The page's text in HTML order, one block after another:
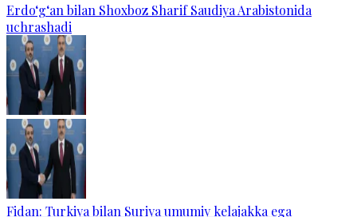
Erdo‘g‘an bilan Shoxboz Sharif Saudiya Arabistonida
uchrashadi
Fidan: Turkiya bilan Suriya umumiy kelajakka ega